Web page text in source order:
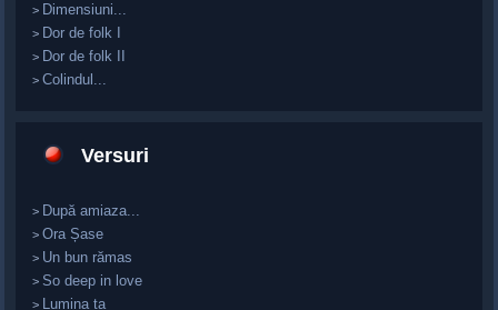
> Dimensiuni...
> Dor de folk I
> Dor de folk II
>Colindul...
Versuri
> După amiaza...
>Ora Șase
> Un bun rămas
>So deep in love
> Lumina ta